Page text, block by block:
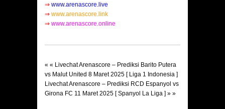
⇒ www.arenascore.live
⇒ www.arenascore.link
⇒ www.arenascore.online
« « Livechat Arenascore – Prediksi Barito Putera
vs Malut United 8 Maret 2025 [ Liga 1 Indonesia ]
Livechat Arenascore – Prediksi RCD Espanyol vs
Girona FC 11 Maret 2025 [ Spanyol La Liga ] » »